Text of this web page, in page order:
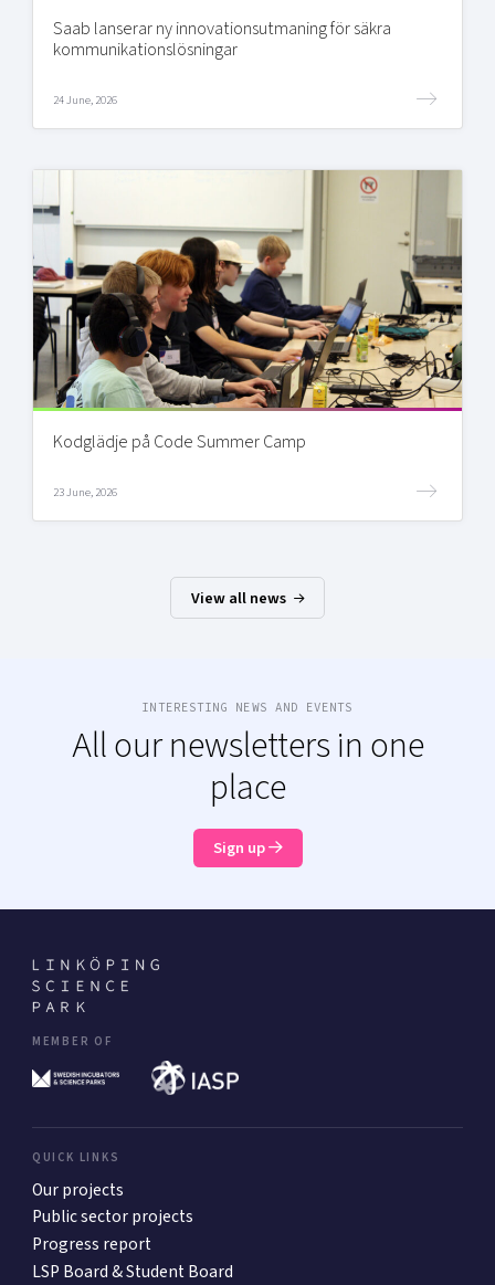
Saab lanserar ny innovationsutmaning för säkra
kommunikationslösningar
24 June, 2026
Kodglädje på Code Summer Camp
23 June, 2026
View all news
INTERESTING NEWS AND EVENTS
All our newsletters in one
place
Sign up
MEMBER OF
QUICK LINKS
Our projects
Public sector projects
Progress report
LSP Board & Student Board